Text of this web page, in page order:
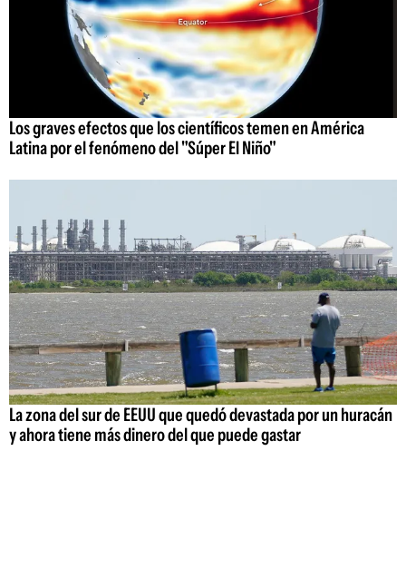
Los graves efectos que los científicos temen en América
Latina por el fenómeno del "Súper El Niño"
La zona del sur de EEUU que quedó devastada por un huracán
y ahora tiene más dinero del que puede gastar